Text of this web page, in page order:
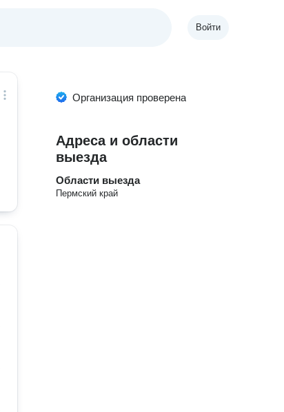
Войти
Организация проверена
Адреса и области
выезда
Области выезда
Пермский край